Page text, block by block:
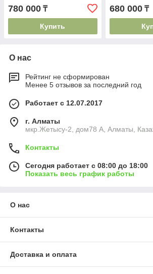
780 000 ₸
Купить
680 000₸
О нас
Рейтинг не сформирован
Менее 5 отзывов за последний год
Работает с 12.07.2017
г. Алматы
мкр.Жетысу-2, дом78 А, Алматы,
Контакты
Сегодня работает с 08:00 до 18:00
Показать весь график работы
О нас
Контакты
Доставка и оплата